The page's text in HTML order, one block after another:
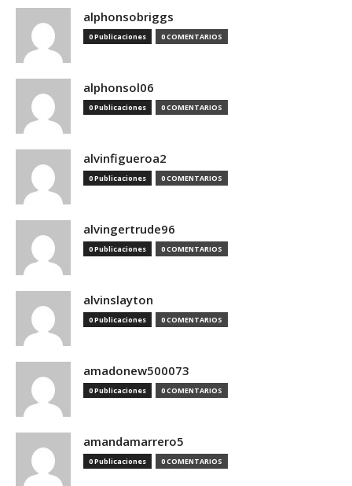
alphonsobriggs
0 Publicaciones 0 COMENTARIOS
alphonsol06
0 Publicaciones 0 COMENTARIOS
alvinfigueroa2
0 Publicaciones 0 COMENTARIOS
alvingertrude96
0 Publicaciones 0 COMENTARIOS
alvinslayton
0 Publicaciones 0 COMENTARIOS
amadonew500073
0 Publicaciones 0 COMENTARIOS
amandamarrero5
0 Publicaciones 0 COMENTARIOS